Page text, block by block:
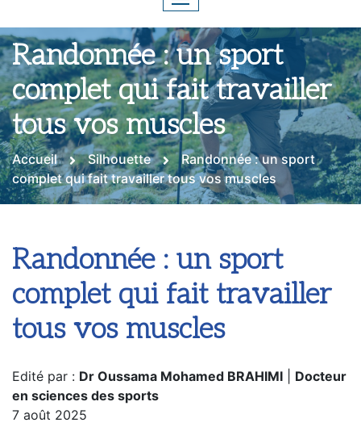
Randonnée : un sport
complet qui fait travailler
tous vos muscles
Accueil Silhouette
Randonnée : un sport
complet qui fait travailler tous vos muscles
Randonnée : un sport
complet qui fait travailler
tous vos muscles
Edité par : Dr Oussama Mohamed BRAHIMI
Docteur
en sciences des sports
7 août 2025